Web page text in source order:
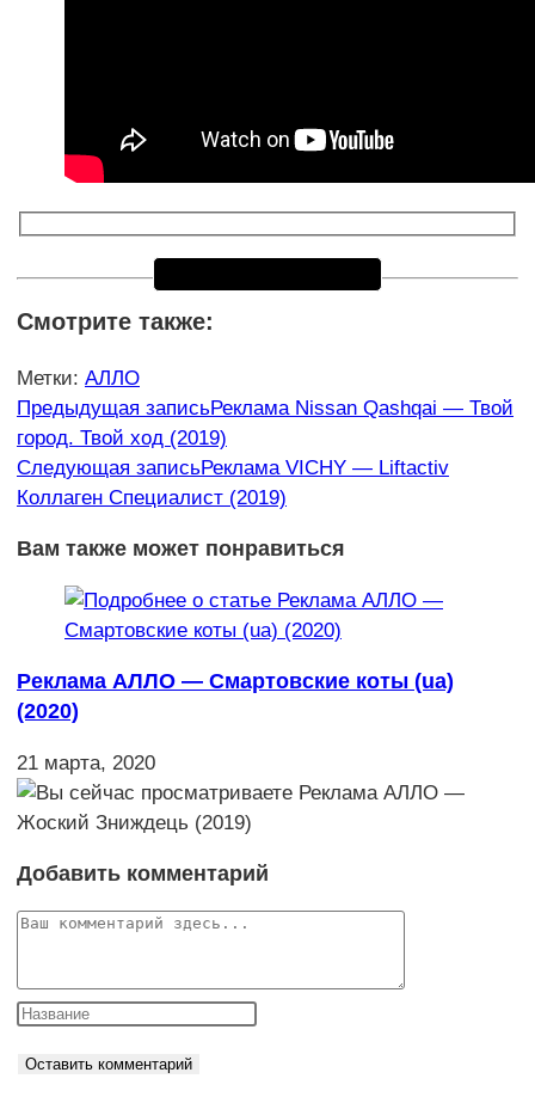
Смотрите также:
Метки: АЛЛО
Еще
статьи
Предыдущая записьРеклама Nissan Qashqai — Твой
город. Твой ход (2019)
Следующая записьРеклама VICHY — Liftactiv
Коллаген Специалист (2019)
Вам также может понравиться
Реклама АЛЛО — Смартовские коты (ua)
(2020)
21 марта, 2020
Добавить комментарий
Комментарий